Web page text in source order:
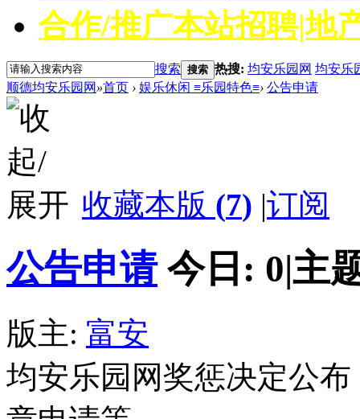
合作/推广本站招聘|地
搜索 搜索 热搜: 均安乐园网 均安乐
顺德均安乐园网 »首页 › 娱乐休闲 ≡乐园特色≡› 公告申请
收藏本版 (7) |订阅
公告申请 今日: 0|主
版主: 富安
均安乐园网奖惩决定公